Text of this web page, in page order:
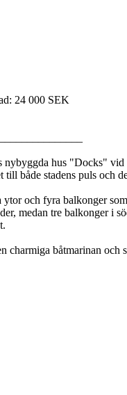
24 000 SEK
hus "Docks" vid
både stadens puls och
och fyra balkonger
medan tre balkonger i
båtmarinan och